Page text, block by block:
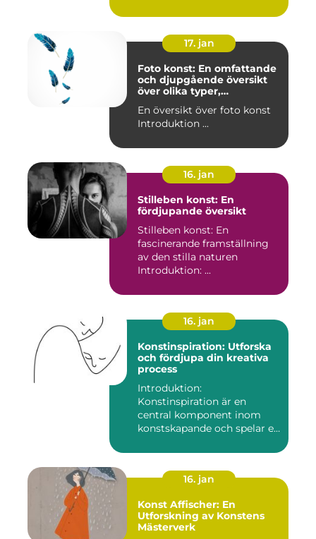
17. jan
Foto konst: En omfattande
och djupgående översikt
över olika typer,
aspekter
En översikt över foto konst
Introduktion ...
16. jan
Stilleben konst: En
fördjupande översikt
Stilleben konst: En
fascinerande framställning
av den stilla naturen
Introduktion: ...
16. jan
Konstinspiration: Utforska
och fördjupa din kreativa
process
Introduktion:
Konstinspiration är en
central komponent inom
konstskapande och spelar en
16. jan
Konst Affischer: En
Utforskning av Konstens
Mästerverk